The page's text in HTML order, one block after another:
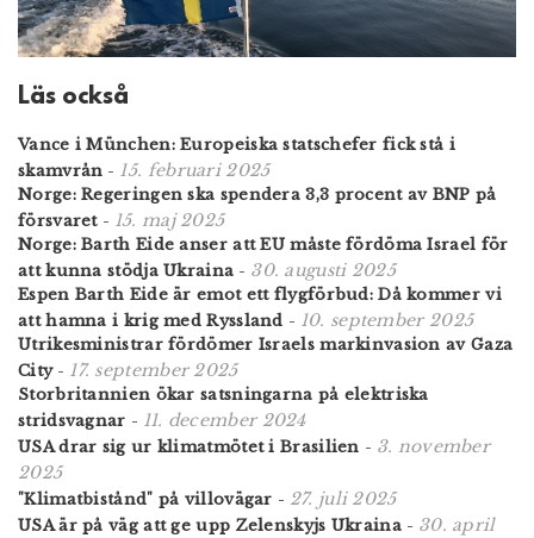
Läs också
Vance i München: Europeiska statschefer fick stå i
skamvrån - 15. februari 2025
Norge: Regeringen ska spendera 3,3 procent av BNP på
försvaret- 15. maj 2025
Norge: Barth Eide anser att EU måste fördöma Israel för
att kunna stödja Ukraina - 30. augusti 2025
Espen Barth Eide är emot ett flygförbud: Då kommer vi
att hamna i krig med Ryssland - 10. september 2025
Utrikesministrar fördömer Israels markinvasion av Gaza
City- 17. september 2025
Storbritannien ökar satsningarna på elektriska
stridsvagnar - 11. december 2024
USA drar sig ur klimatmötet i Brasilien - 3. november
2025
"Klimatbistånd" på villovägar - 27. juli 2025
USA är på väg att ge upp Zelenskyjs Ukraina- 30. april